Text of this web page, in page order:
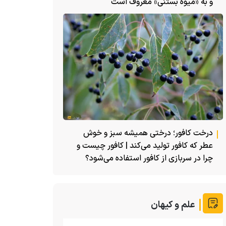
درخت کافور؛ درختی همیشه سبز و خوش
عطر که کافور تولید می‌کند | کافور چیست و
چرا در سربازی از کافور استفاده می‌شود؟
علم و کیهان